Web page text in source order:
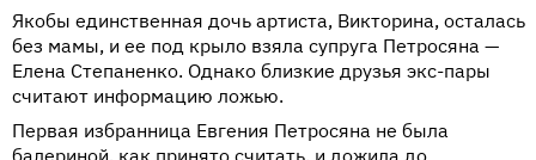
Якобы единственная дочь артиста, Викторина, осталась
без мамы, и ее под крыло взяла супруга Петросяна —
Елена Степаненко. Однако близкие друзья экс-пары
считают информацию ложью.
Первая избранница Евгения Петросяна не была